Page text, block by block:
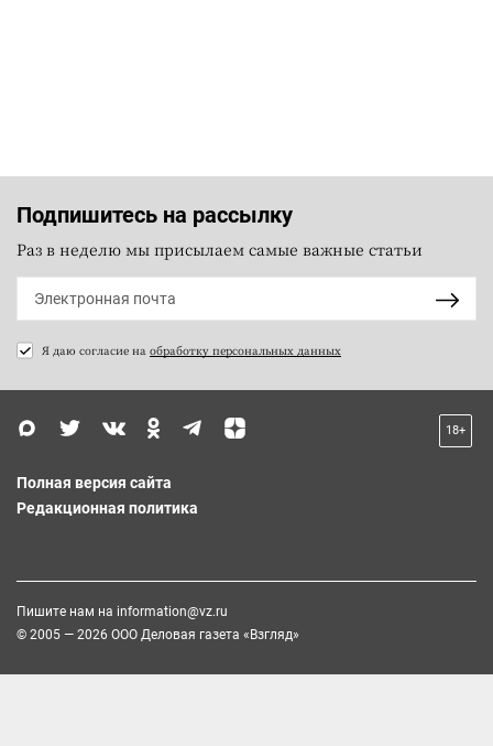
Подпишитесь на рассылку
Раз в неделю мы присылаем самые важные статьи
Я даю согласие на обработку персональных данных
18+
Полная версия сайта
Редакционная политика
Пишите нам на information@vz.ru
© 2005 — 2026 ООО Деловая газета «Взгляд»